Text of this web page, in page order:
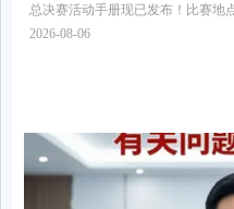
总决赛活动手册现已发布！比赛地
信息全部收录其中，欢迎收藏转发！
2026-08-06